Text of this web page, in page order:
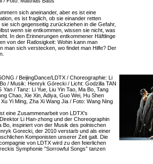
sich aneinander, aber es ist eine
es ist fraglich, ob sie einander retten
sich gegenseitig zurückziehen in die Gefahr,
wenn sie entkommen, wissen sie nicht, was
In den Erinnerungen entkommener Häftlinge
von der Ratlosigkeit: Wohin kann man
man sich verstecken, wo findet man Hilfe? Der
/ BeijingDance/LDTX / Choreographie: Li
/ Musik: Henryk Górecki / Licht: Godzilla TAN
Yan / Tanz: Li Yue, Liu Yin Tao, Ma Bo, Tang
Chao, Xie Xin, Adiya, Guo Wei, Hu Shen
Yi Ming, Zha Xi Wang Jia / Foto: Wang Ning
eine Zusammenarbeit von LDTX's
Li Han-zhong und der Choreographin
Bo, inspiriert von der Musik des polnischen
Gorecki, der 2010 verstarb und als einer
Komponisten unserer Zeit galt. Die
von LDTX wird zu den feierlichen
Symphonie ”Sorrowful Songs” tanzen